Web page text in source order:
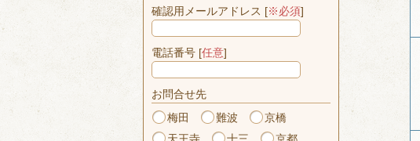
確認用メールアドレス [※必須]
電話番号 [任意]
お問合せ先
梅田
難波
京橋